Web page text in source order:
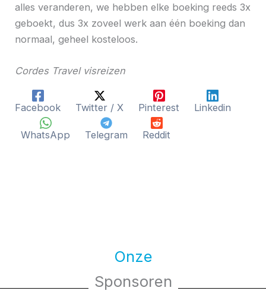
alles veranderen, we hebben elke boeking reeds 3x
geboekt, dus 3x zoveel werk aan één boeking dan
normaal, geheel kosteloos.
Cordes Travel visreizen
Facebook Twitter / X Pinterest Linkedin
WhatsApp Telegram Reddit
Onze
Sponsoren